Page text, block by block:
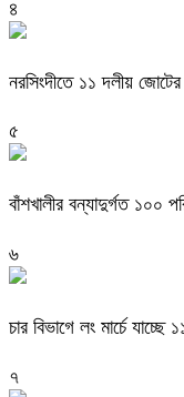
৪
নরসিংদীতে ১১ দলীয় জোটের
৫
বাঁশখালীর বন্যাদুর্গত ১০০
৬
চার বিভাগে লং মার্চে
৭